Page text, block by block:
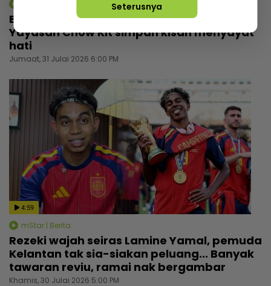
Bukan sekadar tempat berlindung,
Yayasan Chow Kit simpan kisah menyayat
hati
Jumaat, 31 Julai 2026 6:00 PM
4:59
mStar | Berita
Rezeki wajah seiras Lamine Yamal, pemuda
Kelantan tak sia-siakan peluang... Banyak
tawaran reviu, ramai nak bergambar
Khamis, 30 Julai 2026 5:00 PM
Seterusnya